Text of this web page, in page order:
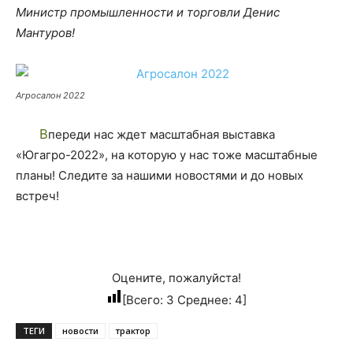
Министр промышленности и торговли Денис
Мантуров!
Агросалон 2022
Впереди нас ждет масштабная выставка
«Югагро-2022», на которую у нас тоже масштабные
планы! Следите за нашими новостями и до новых
встреч!
Оцените, пожалуйста!
[Всего: 3 Среднее: 4]
ТЕГИ новости трактор